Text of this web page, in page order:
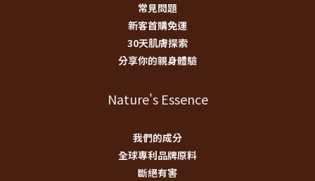
常見問題
新客首購免運
30天肌膚探索
分享你的親身體驗
Nature's Essence
我們的成分
全球專利品牌原料
斷絕有害